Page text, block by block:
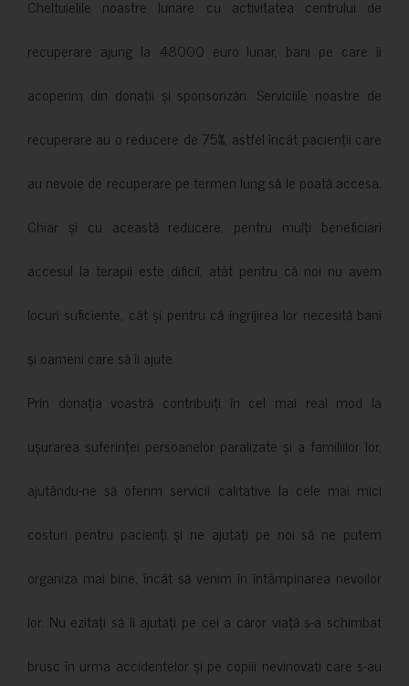
Cheltuielile noastre lunare cu activitatea centrului de
recuperare ajung la 48000 euro lunar, bani pe care îi
acoperim din donații și sponsorizări. Serviciile noastre de
recuperare au o reducere de 75%, astfel încât pacienții care
au nevoie de recuperare pe termen lung să le poată accesa.
Chiar și cu această reducere, pentru mulți beneficiari
accesul la terapii este dificil, atât pentru că noi nu avem
locuri suficiente, cât și pentru că îngrijirea lor necesită bani
și oameni care să îi ajute.
Prin donația voastră contribuiți în cel mai real mod la
ușurarea suferinței persoanelor paralizate și a familiilor lor,
ajutându-ne să oferim servicii calitative la cele mai mici
costuri pentru pacienți și ne ajutați pe noi să ne putem
organiza mai bine, încât să venim în întâmpinarea nevoilor
lor. Nu ezitați să îi ajutați pe cei a căror viață s-a schimbat
brusc în urma accidentelor și pe copiii nevinovati care s-au